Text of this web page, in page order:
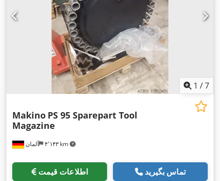
1 /7
آلمان ۴٬۱۴۳ km
Makino PS 95 Sparepart Tool
Magazine
اطلاعات قیمت تماس بگیرید